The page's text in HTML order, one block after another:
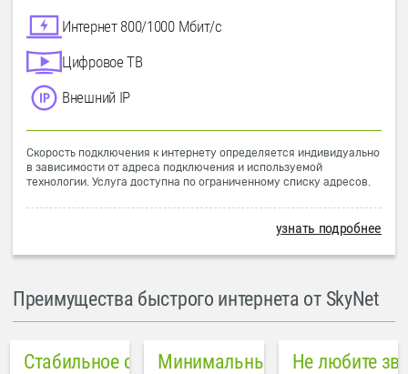
Интернет 800/1000 Мбит/с
Цифровое ТВ
Внешний IP
Скорость подключения к интернету определяется индивидуально
в зависимости от адреса подключения и используемой
технологии. Услуга доступна по ограниченному списку адресов.
узнать подробнее
Преимущества быстрого интернета от SkyNet
Стабильное соединениеМинимальный пинг в городе
Не любите